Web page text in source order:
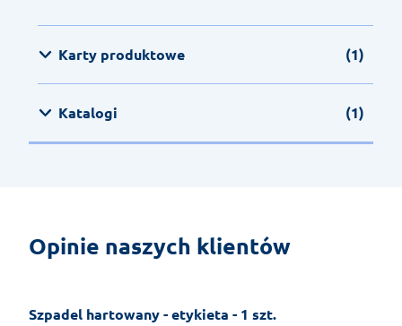
Karty produktowe (1)
Katalogi (1)
Opinie naszych klientów
Szpadel hartowany - etykieta - 1 szt.